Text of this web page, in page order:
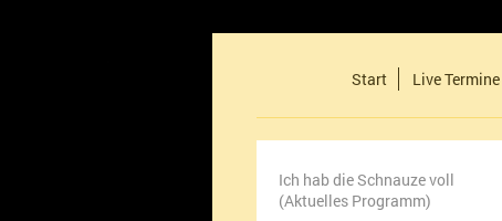
Start Live Termine
Ich hab die Schnauze voll
(Aktuelles Programm)